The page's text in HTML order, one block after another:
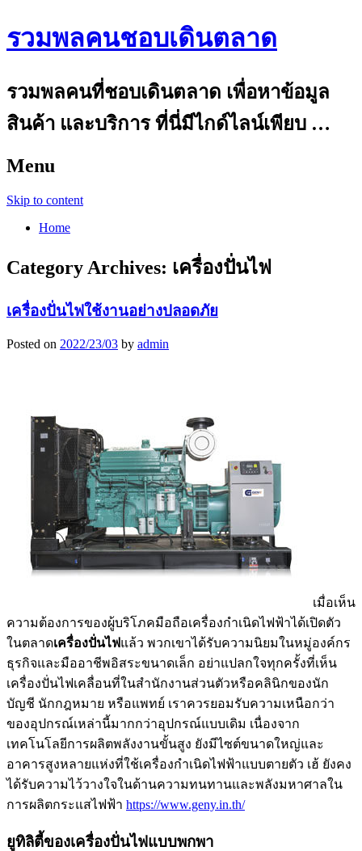
รวมพลคนชอบเดินตลาด
รวมพลคนที่ชอบเดินตลาด เพื่อหาข้อมูล
สินค้า และบริการ ที่นี่มีไกด์ไลน์เพียบ …
Menu
Skip to content
Home
Category Archives: เครื่องปั่นไฟ
เครื่องปั่นไฟใช้งานอย่างปลอดภัย
Posted on 2022/23/03 by admin
เมื่อเห็น
ความต้องการของผู้บริโภคมือถือเครื่องกำเนิดไฟฟ้าได้เปิดตัว
ในตลาดเครื่องปั่นไฟแล้ว พวกเขาได้รับความนิยมในหมู่องค์กร
ธุรกิจและมืออาชีพอิสระขนาดเล็ก อย่าแปลกใจทุกครั้งที่เห็น
เครื่องปั่นไฟเคลื่อนที่ในสำนักงานส่วนตัวหรือคลินิกของนัก
บัญชี นักกฎหมาย หรือแพทย์ เราควรยอมรับความเหนือกว่า
ของอุปกรณ์เหล่านี้มากกว่าอุปกรณ์แบบเดิม เนื่องจาก
เทคโนโลยีการผลิตพลังงานขั้นสูง ยังมีไซต์ขนาดใหญ่และ
อาคารสูงหลายแห่งที่ใช้เครื่องกำเนิดไฟฟ้าแบบตายตัว เฮ้ ยังคง
ได้รับความไว้วางใจในด้านความทนทานและพลังมหาศาลใน
การผลิตกระแสไฟฟ้า https://www.geny.in.th/
ยูทิลิตี้ของเครื่องปั่นไฟแบบพกพา